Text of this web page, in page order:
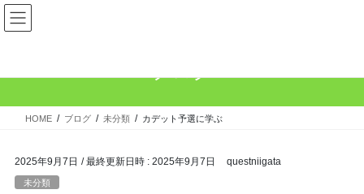
コ
ン
ツ
ス
ナ
ビ
シ
ン
HOME ブログ 未分類 カデット予選に学ぶ
2025年9月7日 / 最終更新日時 : 2025年9月7日 questniigata
未分類